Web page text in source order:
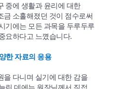
중에 생활과 윤리에 대한
금 소홀해졌던 것이 점수로써
기에는 모든 과목을 두루두루
요하다고 느꼈습니다.
한 자료의 응용
을 다니며 실기에 대한 감을
린 데에는 원장님께서 직접